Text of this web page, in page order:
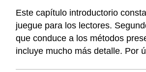
Este capítulo introductorio
juegue para los lectores.
que conduce a los métodos
incluye mucho más detalle. Por